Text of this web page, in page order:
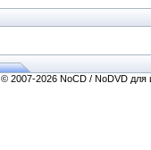
© 2007-2026 NoCD / NoDVD для